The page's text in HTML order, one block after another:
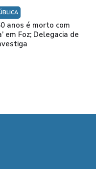
anos é morto com
em Foz; Delegacia de